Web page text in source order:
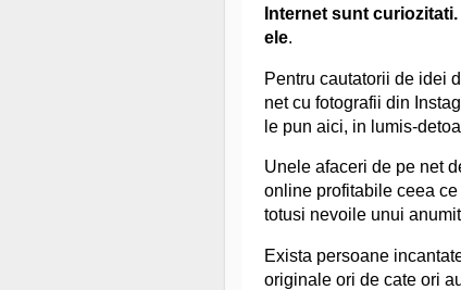
Internet sunt
ele.
Pentru cautatorii de idei
net cu fotografii din
le pun aici, in lumis-
Unele afaceri de pe net
online profitabile ceea
totusi nevoile unui
Exista persoane
originale ori de cate ori